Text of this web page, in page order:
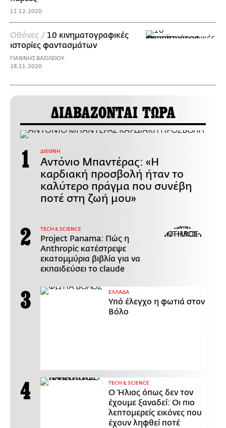
11.12.2020
Οθόνες / 10 κινηματογραφικές
ιστορίες φαντασμάτων
ΓΙΑΝΝΗΣ ΒΑΣΙΛΕΙΟΥ
28.11.2020
ΔΙΑΒΑΖΟΝΤΑΙ ΤΩΡΑ
ΔΙΕΘΝΗ
Αντόνιο Μπαντέρας: «Η
καρδιακή προσβολή ήταν το
καλύτερο πράγμα που συνέβη
ποτέ στη ζωή μου»
ΤECH & SCIENCE
Project Panama: Πώς η
Anthropic κατέστρεψε
εκατομμύρια βιβλία για να
εκπαιδεύσει το claude
ΕΛΛΑΔΑ
Υπό έλεγχο η φωτιά στον
Βόλο
ΤECH & SCIENCE
Ο Ήλιος όπως δεν τον
έχουμε ξαναδεί: Οι πιο
λεπτομερείς εικόνες που
έχουν ληφθεί ποτέ